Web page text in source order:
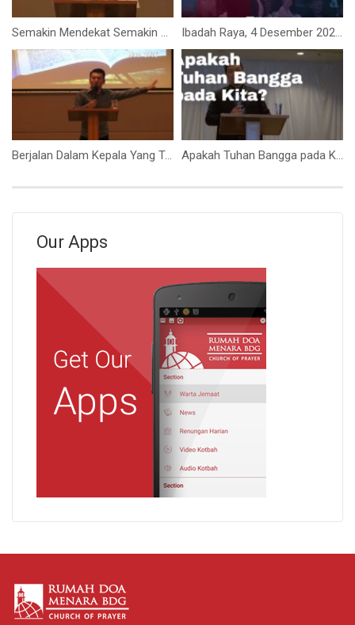
Semakin Mendekat Semakin Jelas (Getting Closer Getting Clearer) (Ibu Siane Sari) Ibadah Raya, 4 Desember 2022 (Ps. Isaac Gunawan)
Berjalan Dalam Kepala Yang Tegak (Bapak Yohanes Marbun) Apakah Tuhan Bangga pada Kita? (Bapak Samuel Irwan Santoso)
Our Apps